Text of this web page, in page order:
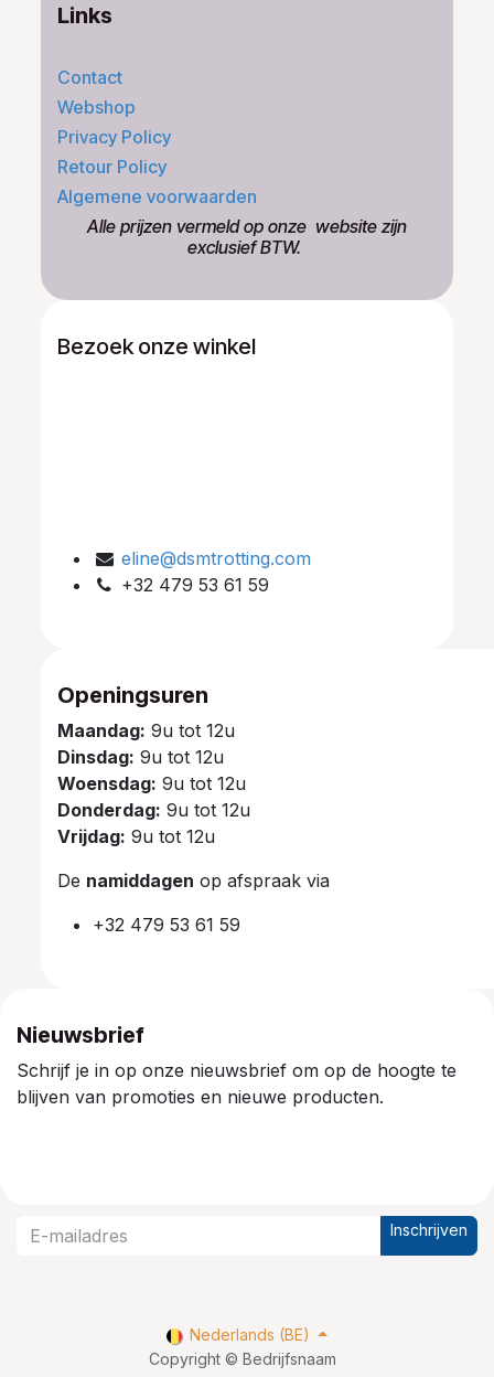
Links
Contact
Webshop
Privacy Policy
Retour Policy
Algemene voorwaarden
​Alle prijzen vermeld op onze ​website zijn
exclusief BTW.
Bezoek onze winkel
eline@dsmtrotting.com
+32 479 53 61 59
Openingsuren
Maandag: 9u tot 12u
Dinsdag: 9u tot 12u
Woensdag: 9u tot 12u
Donderdag: 9u tot 12u
Vrijdag: 9u tot 12u
De namiddagen op afspraak via
+32 479 53 61 59
Nieuwsbrief
Schrijf je in op onze nieuwsbrief om op de hoogte te
blijven van promoties en nieuwe producten.
Inschrijven
Copyright © Bedrijfsnaam
Nederlands (BE)